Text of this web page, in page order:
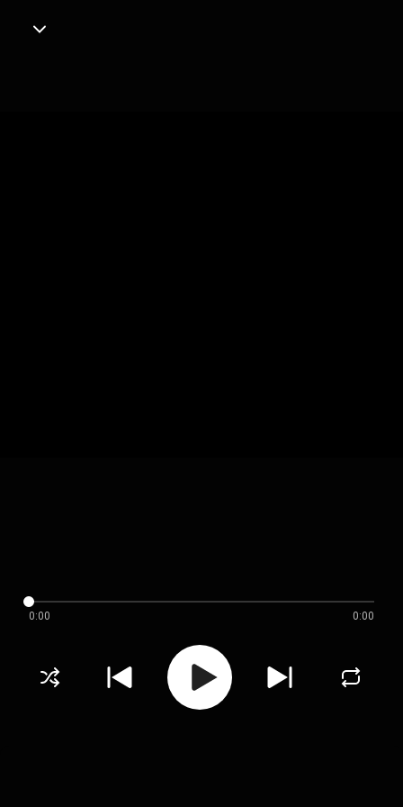
0:00 0:00